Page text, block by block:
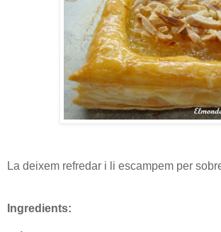
La deixem refredar i li escampem per
Ingredients: